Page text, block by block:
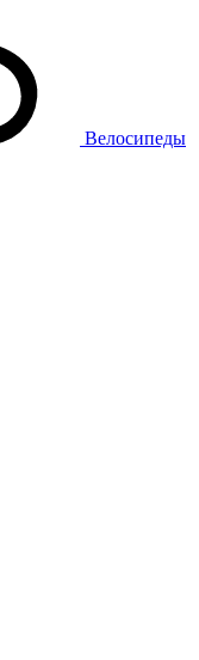
Велосипеды